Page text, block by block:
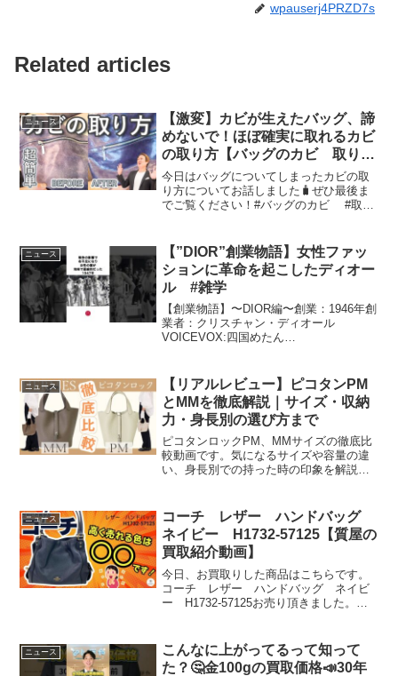
wpauserj4PRZD7s
Related articles
ニュース
【激変】カビが生えたバッグ、諦
めないで！ほぼ確実に取れるカビ
の取り方【バッグのカビ 取り
方】
今日はバッグについてしまったカビの取
り方についてお話しました🧳ぜひ最後ま
でご覧ください！#バッグのカビ #取り
「一生物のバッグに出会う」をテーマ
に、...
ニュース
【”DIOR”創業物語】女性ファッ
ションに革命を起こしたディオー
ル #雑学
【創業物語】〜DIOR編〜創業：1946年創
業者：クリスチャン・ディオール
VOICEVOX:四国めたん
所〜———————————————#雑
学#トリビア#起業#歴史クリス...
ニュース
【リアルレビュー】ピコタンPM
とMMを徹底解説｜サイズ・収納
力・身長別の選び方まで
ピコタンロックPM、MMサイズの徹底比
較動画です。気になるサイズや容量の違
い、身長別での持った時の印象を解説し
めのコーディネートとともにご紹介をし
ております。初めて...
ニュース
コーチ レザー ハンドバッグ
ネイビー H1732-57125【質屋の
買取紹介動画】
今日、お買取りした商品はこちらです。
コーチ レザー ハンドバッグ ネイビ
ー H1732-57125お売り頂きました。誠
YouTubeチャンネルです。#コーチ#ハン
ドバッグ...
ニュース
こんなに上がってるって知って
た？🤔金100gの買取価格📣30年